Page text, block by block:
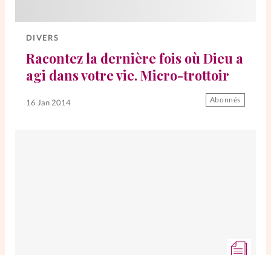
À propos
DIVERS
Racontez la dernière fois où Dieu a
agi dans votre vie. Micro-trottoir
16 Jan 2014 Abonnés